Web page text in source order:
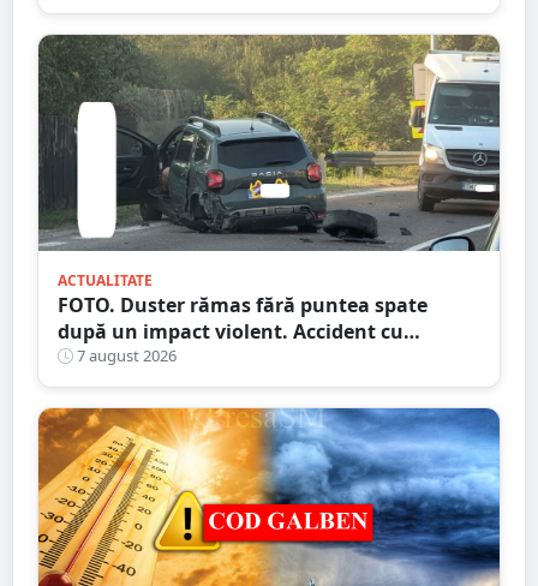
ACTUALITATE
FOTO. Duster rămas fără puntea spate
după un impact violent. Accident cu
implicarea unei mașini din Satu Mare
7 august 2026